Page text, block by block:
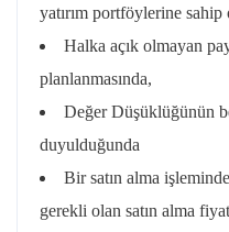
yatırım portföylerine sahip
Halka açık olmayan
planlanmasında,
Değer Düşüklüğünün
duyulduğunda
Bir satın alma
gerekli olan satın alma